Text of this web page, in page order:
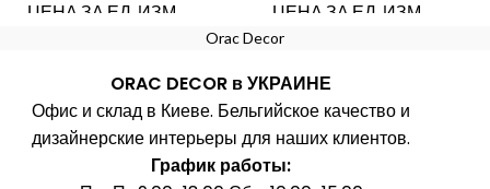
ЦЕНА ЗА ЕД. ИЗМ.
СТРАНА ПРОИЗВОДИТЕЛЬ Бельгия
ДЛИНА, ММ 280
ЦЕНА ЗА ЕД. ИЗМ.
СТРАНА
Orac Decor
ORAC DECOR в УКРАИНЕ
Офис и склад в Киеве. Бельгийское качество и
дизайнерские интерьеры для наших клиентов.
График работы: